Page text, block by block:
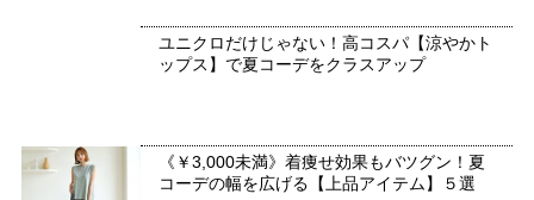
ユニクロだけじゃない！高コスパ【涼やかト
ップス】で夏コーデをクラスアップ
《￥3,000未満》着痩せ効果もバツグン！夏
コーデの幅を広げる【上品アイテム】５選